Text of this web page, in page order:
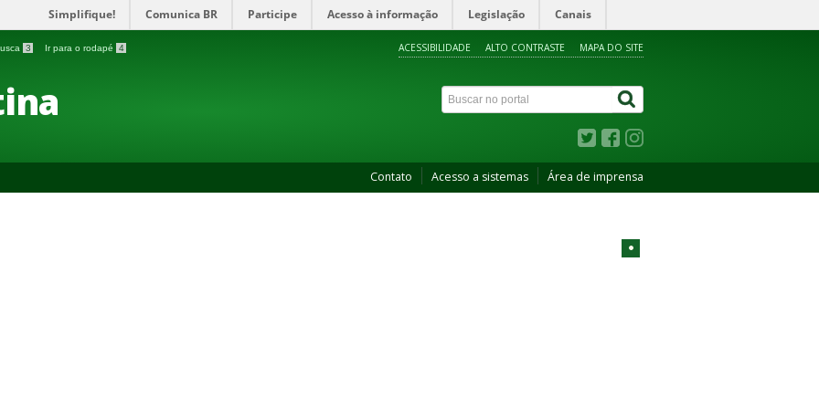
Simplifique! Comunica BR Participe Acesso à informação Legislação Canais
3 Ir para o rodapé 4 ACESSIBILIDADE ALTO CONTRASTE MAPA DO SITE
Contato Acesso a sistemas Área de imprensa